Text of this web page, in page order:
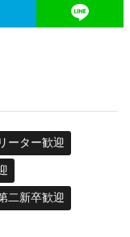
ーター歓迎
二新卒歓迎